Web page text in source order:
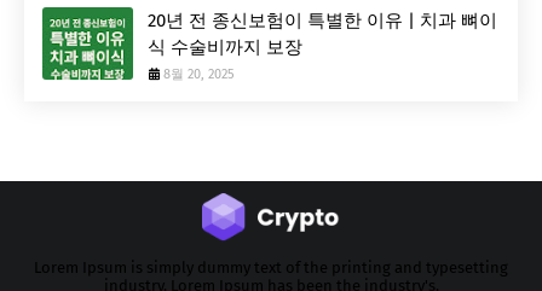
20년 전 종신보험이 특별한 이유 | 치과 뼈이
식 수술비까지 보장
8월 20, 2025
Lorem Ipsum is simply dummy text of the printing and typesetting
industry. Lorem Ipsum has been the industry's.